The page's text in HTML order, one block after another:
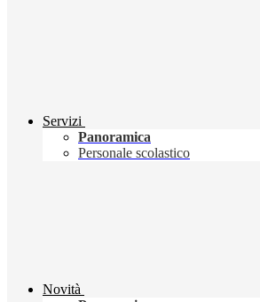
Servizi
Panoramica
Personale scolastico
Novità